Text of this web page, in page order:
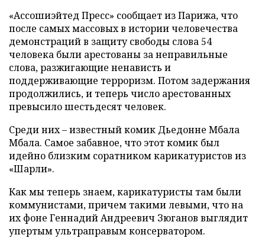
«Ассошиэйтед Пресс» сообщает из Парижа, что
после самых массовых в истории человечества
демонстраций в защиту свободы слова 54
человека были арестованы за неправильные
слова, разжигающие ненависть и
поддерживающие терроризм. Потом задержания
продолжились, и теперь число арестованных
превысило шестьдесят человек.
Среди них – известный комик Дьедонне Мбала
Мбала. Самое забавное, что этот комик был
идейно близким соратником карикатуристов из
«Шарли».
Как мы теперь знаем, карикатуристы там были
коммунистами, причем такими левыми, что на
их фоне Геннадий Андреевич Зюганов выглядит
упертым ультраправым консерватором.